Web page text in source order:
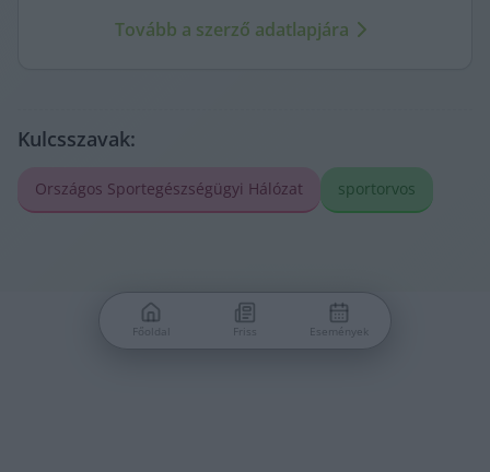
arca és a háttérben élők történetei egyszerre jelennek
Tovább a szerző adatlapjára
Kulcsszavak:
Országos Sportegészségügyi Hálózat sportorvos
Főoldal Friss Események